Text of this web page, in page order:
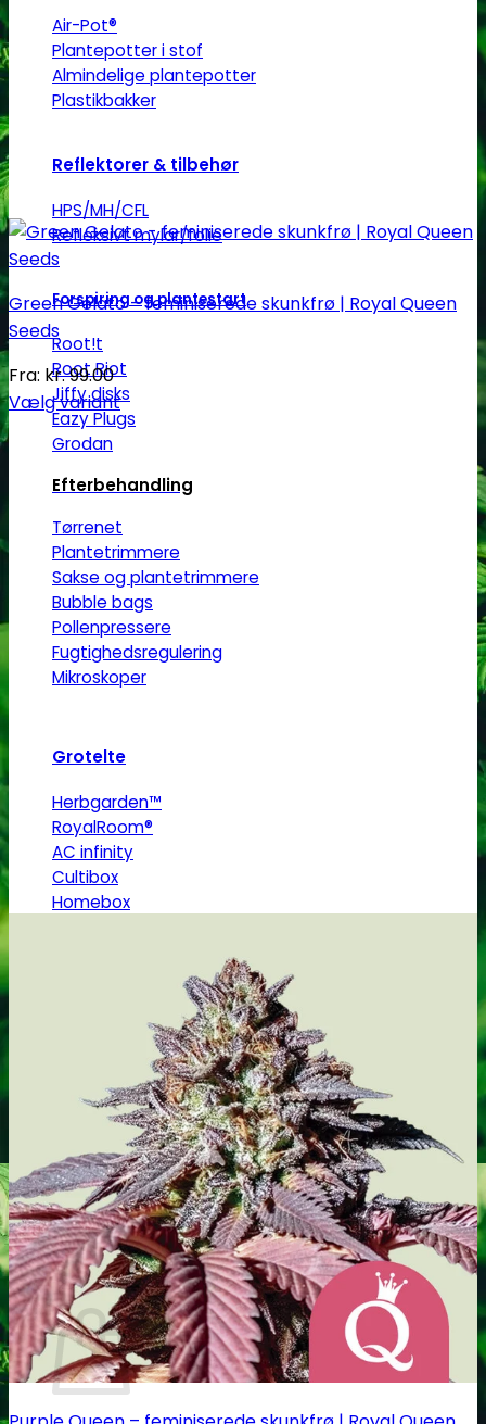
Air-Pot®
Plantepotter i stof
Almindelige plantepotter
Plastikbakker
Reflektorer & tilbehør
HPS/MH/CFL
Refleksivt mylar/folie
Forspiring og plantestart
Root!t
Root Riot
Jiffy disks
Eazy Plugs
Grodan
Efterbehandling
Tørrenet
Plantetrimmere
Sakse og plantetrimmere
Bubble bags
Pollenpressere
Fugtighedsregulering
Mikroskoper
Grotelte
Herbgarden™
RoyalRoom®
AC infinity
Cultibox
Homebox
Co2 måling og kontrol
Temperatur og fugtighedsmålere
Målebægere og sprays
Tilbehør
Tape og fastgørelse
Kurv
Green Gelato – feminiserede skunkfrø | Royal Queen
Seeds
Fra: kr.99.00
Vælg variant
Dette
varianter.
Mulighederne
vælges
varesiden